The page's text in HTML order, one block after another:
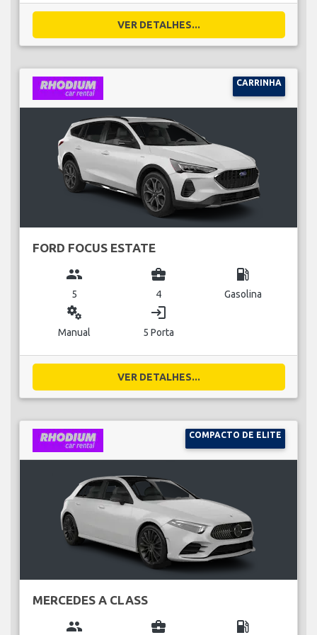
VER DETALHES...
CARRINHA
FORD FOCUS ESTATE
group
5
business_center
4
local_gas_station
Gasolina
miscellaneous_services
Manual
login
5 Porta
VER DETALHES...
COMPACTO DE ELITE
MERCEDES A CLASS
group business_center local_gas_station